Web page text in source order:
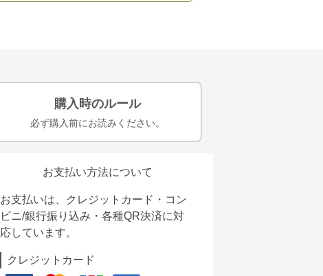
購入時のルール
必ず購入前にお読みください。
お支払い方法について
お支払いは、クレジットカード・コン
ビニ/銀行振り込み・各種QR決済に対
応しています。
クレジットカード